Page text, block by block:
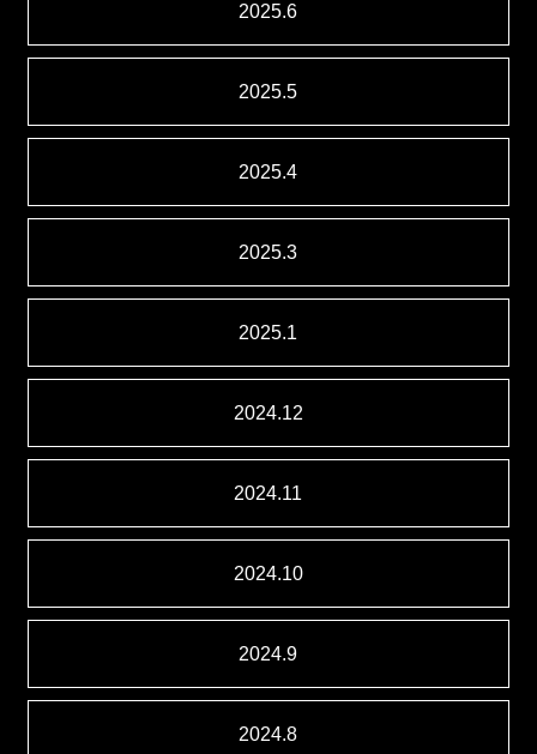
2025.6
2025.5
2025.4
2025.3
2025.1
2024.12
2024.11
2024.10
2024.9
2024.8